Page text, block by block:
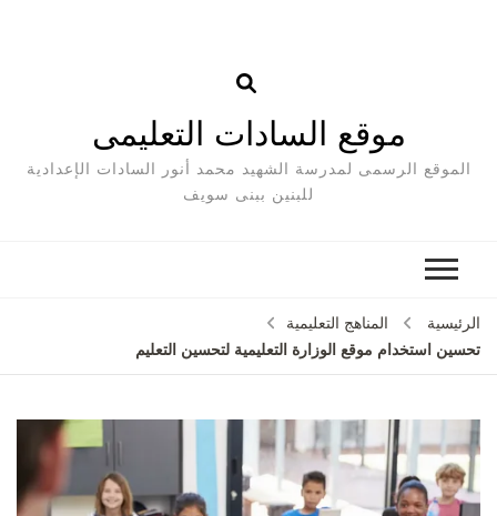
موقع السادات التعليمى
الموقع الرسمى لمدرسة الشهيد محمد أنور السادات الإعدادية
للبنين ببنى سويف
الرئيسية
المناهج التعليمية
تحسين استخدام موقع الوزارة التعليمية لتحسين التعليم